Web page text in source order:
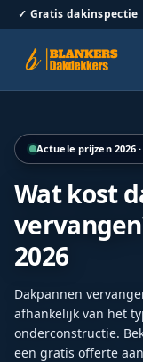
✓ Gratis dakinspectie
Actuele prijzen 2026
Wat kost
2026
Dakpannen
afhankelijk van het
onderconstructie.
een gratis offerte